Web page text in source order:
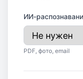
ИИ-
PDF, фото, email